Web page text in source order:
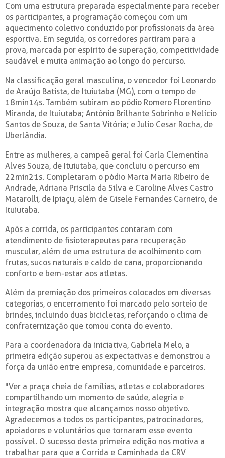
Com uma estrutura preparada especialmente para receber
os participantes, a programação começou com um
aquecimento coletivo conduzido por profissionais da área
esportiva. Em seguida, os corredores partiram para a
prova, marcada por espírito de superação, competitividade
saudável e muita animação ao longo do percurso.
Na classificação geral masculina, o vencedor foi Leonardo
de Araújo Batista, de Ituiutaba (MG), com o tempo de
18min14s. Também subiram ao pódio Romero Florentino
Miranda, de Ituiutaba; Antônio Brilhante Sobrinho e Nelício
Santos de Souza, de Santa Vitória; e Julio Cesar Rocha, de
Uberlândia.
Entre as mulheres, a campeã geral foi Carla Clementina
Alves Souza, de Ituiutaba, que concluiu o percurso em
22min21s. Completaram o pódio Marta Maria Ribeiro de
Andrade, Adriana Priscila da Silva e Caroline Alves Castro
Matarolli, de Ipiaçu, além de Gisele Fernandes Carneiro, de
Ituiutaba.
Após a corrida, os participantes contaram com
atendimento de fisioterapeutas para recuperação
muscular, além de uma estrutura de acolhimento com
frutas, sucos naturais e caldo de cana, proporcionando
conforto e bem-estar aos atletas.
Além da premiação dos primeiros colocados em diversas
categorias, o encerramento foi marcado pelo sorteio de
brindes, incluindo duas bicicletas, reforçando o clima de
confraternização que tomou conta do evento.
Para a coordenadora da iniciativa, Gabriela Melo, a
primeira edição superou as expectativas e demonstrou a
força da união entre empresa, comunidade e parceiros.
"Ver a praça cheia de famílias, atletas e colaboradores
compartilhando um momento de saúde, alegria e
integração mostra que alcançamos nosso objetivo.
Agradecemos a todos os participantes, patrocinadores,
apoiadores e voluntários que tornaram esse evento
possível. O sucesso desta primeira edição nos motiva a
trabalhar para que a Corrida e Caminhada da CRV